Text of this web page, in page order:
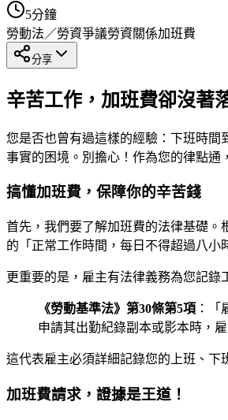
5分鐘
勞動法／勞資爭議勞資關係加班費
分享
辛苦工作，加班費卻沒著
您是否也曾有過這樣的經驗：下班時間
事實的困境。別擔心！作為您的律點通
搞懂加班費，保障你的辛苦錢
首先，我們要了解加班費的法律基礎。
的「正常工作時間，每日不得超過八小
更重要的是，雇主有法律義務為您記錄
《勞動基準法》第30條第5項 ：「
申請其出勤紀錄副本或影本時，雇
這代表雇主必須詳細記錄您的上班、下
加班費請求，證據是王道！